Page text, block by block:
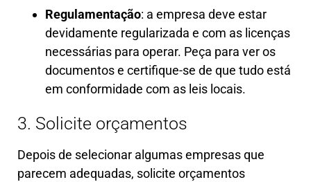
Regulamentação: a empresa deve estar
devidamente regularizada e com as licenças
necessárias para operar. Peça para ver os
documentos e certifique-se de que tudo está
em conformidade com as leis locais.
3. Solicite orçamentos
Depois de selecionar algumas empresas que
parecem adequadas, solicite orçamentos